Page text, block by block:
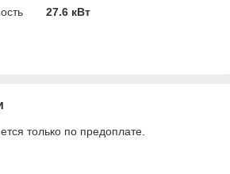
27.6 кВт
только по предоплате.